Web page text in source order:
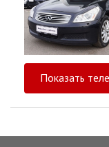
Показать